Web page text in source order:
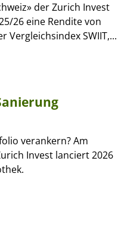
der Zurich Invest
26 eine Rendite von
Vergleichsindex SWIIT,...
verankern? Am
Invest lanciert 2026